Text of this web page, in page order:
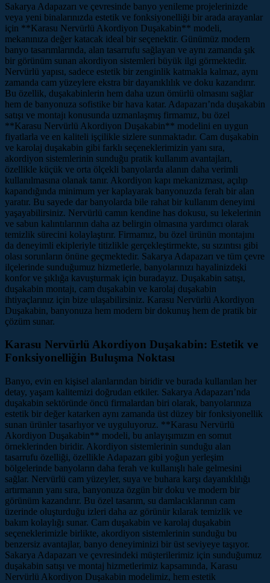
Sakarya Adapazarı ve çevresinde banyo yenileme projelerinizde
veya yeni binalarınızda estetik ve fonksiyonelliği bir arada arayanlar
için **Karasu Nervürlü Akordiyon Duşakabin** modeli,
mekanınıza değer katacak ideal bir seçenektir. Günümüz modern
banyo tasarımlarında, alan tasarrufu sağlayan ve aynı zamanda şık
bir görünüm sunan akordiyon sistemleri büyük ilgi görmektedir.
Nervürlü yapısı, sadece estetik bir zenginlik katmakla kalmaz, aynı
zamanda cam yüzeylere ekstra bir dayanıklılık ve doku kazandırır.
Bu özellik, duşakabinlerin hem daha uzun ömürlü olmasını sağlar
hem de banyonuza sofistike bir hava katar. Adapazarı’nda duşakabin
satışı ve montajı konusunda uzmanlaşmış firmamız, bu özel
**Karasu Nervürlü Akordiyon Duşakabin** modelini en uygun
fiyatlarla ve en kaliteli işçilikle sizlere sunmaktadır. Cam duşakabin
ve karolaj duşakabin gibi farklı seçeneklerimizin yanı sıra,
akordiyon sistemlerinin sunduğu pratik kullanım avantajları,
özellikle küçük ve orta ölçekli banyolarda alanın daha verimli
kullanılmasına olanak tanır. Akordiyon kapı mekanizması, açılıp
kapandığında minimum yer kaplayarak banyonuzda ferah bir alan
yaratır. Bu sayede dar banyolarda bile rahat bir kullanım deneyimi
yaşayabilirsiniz. Nervürlü camın kendine has dokusu, su lekelerinin
ve sabun kalıntılarının daha az belirgin olmasına yardımcı olarak
temizlik sürecini kolaylaştırır. Firmamız, bu özel ürünün montajını
da deneyimli ekipleriyle titizlikle gerçekleştirmekte, su sızıntısı gibi
olası sorunların önüne geçmektedir. Sakarya Adapazarı ve tüm çevre
ilçelerinde sunduğumuz hizmetlerle, banyolarınızı hayalinizdeki
konfor ve şıklığa kavuşturmak için buradayız. Duşakabin satışı,
duşakabin montajı, cam duşakabin ve karolaj duşakabin
ihtiyaçlarınız için bize ulaşabilirsiniz. Karasu Nervürlü Akordiyon
Duşakabin, banyonuza hem modern bir dokunuş hem de pratik bir
çözüm sunar.
Karasu Nervürlü Akordiyon Duşakabin: Estetik ve
Fonksiyonelliğin Buluşma Noktası
Banyo, evin en kişisel alanlarından biridir ve burada kullanılan her
detay, yaşam kalitemizi doğrudan etkiler. Sakarya Adapazarı’nda
duşakabin sektöründe öncü firmalardan biri olarak, banyolarınıza
estetik bir değer katarken aynı zamanda üst düzey bir fonksiyonellik
sunan ürünler tasarlıyor ve uyguluyoruz. **Karasu Nervürlü
Akordiyon Duşakabin** modeli, bu anlayışımızın en somut
örneklerinden biridir. Akordiyon sistemlerinin sunduğu alan
tasarrufu özelliği, özellikle Adapazarı gibi yoğun yerleşim
bölgelerinde banyoların daha ferah ve kullanışlı hale gelmesini
sağlar. Nervürlü cam yüzeyler, suya ve buhara karşı dayanıklılığı
artırmanın yanı sıra, banyonuza özgün bir doku ve modern bir
görünüm kazandırır. Bu özel tasarım, su damlacıklarının cam
üzerinde oluşturduğu izleri daha az görünür kılarak temizlik ve
bakım kolaylığı sunar. Cam duşakabin ve karolaj duşakabin
seçeneklerimizle birlikte, akordiyon sistemlerinin sunduğu bu
benzersiz avantajlar, banyo deneyiminizi bir üst seviyeye taşıyor.
Sakarya Adapazarı ve çevresindeki müşterilerimiz için sunduğumuz
duşakabin satışı ve montaj hizmetlerimiz kapsamında, Karasu
Nervürlü Akordiyon Duşakabin modelimiz, hem estetik